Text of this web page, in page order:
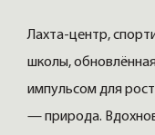
Лахта-центр,
школы,
импульсом для
— природа.